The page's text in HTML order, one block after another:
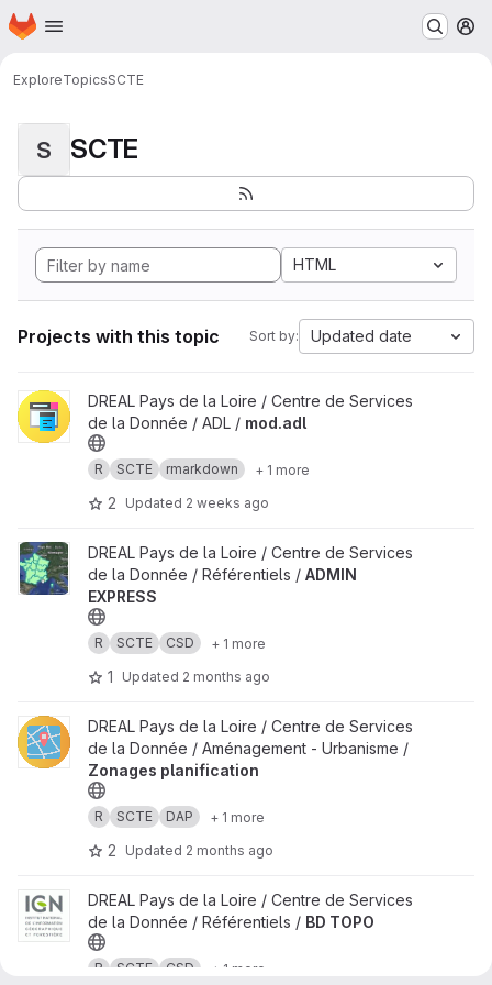
Skip to main content
Homepage
ExploreTopicsSCTE
S SCTE
HTML
Projects with this topic Sort by: Updated date
View mod.adl project
DREAL Pays de la Loire / Centre de Services
de la Donnée / ADL / mod.adl
R SCTE rmarkdown + 1 more
2 Updated 2 weeks ago
View ADMIN EXPRESS project
DREAL Pays de la Loire / Centre de Services
de la Donnée / Référentiels / ADMIN
EXPRESS
R SCTE CSD + 1 more
1 Updated 2 months ago
View Zonages planification project
DREAL Pays de la Loire / Centre de Services
de la Donnée / Aménagement - Urbanisme /
Zonages planification
R SCTE DAP + 1 more
2 Updated 2 months ago
View BD TOPO project
DREAL Pays de la Loire / Centre de Services
de la Donnée / Référentiels / BD TOPO
R SCTE CSD + 1 more